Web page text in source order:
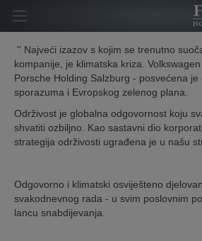
Početna
Kompanija
Novosti
Karijera
'' Najveći izazov s kojim se trenutno
kompanije, je klimatska kriza.
Porsche Holding Salzburg - posvećena je
sporazuma i Evropskog zelenog plana.
Održivost je globalna odgovornost koju
shvatiti ozbiljno. Kao sastavni dio
strategija održivosti ugrađena je u našu
Odgovorno i klimatski osviješteno
svakodnevnog rada - u svim poslovnim
lancu snabdijevanja.